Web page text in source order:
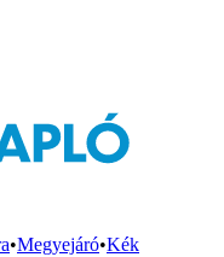
•Megyejáró•Kék